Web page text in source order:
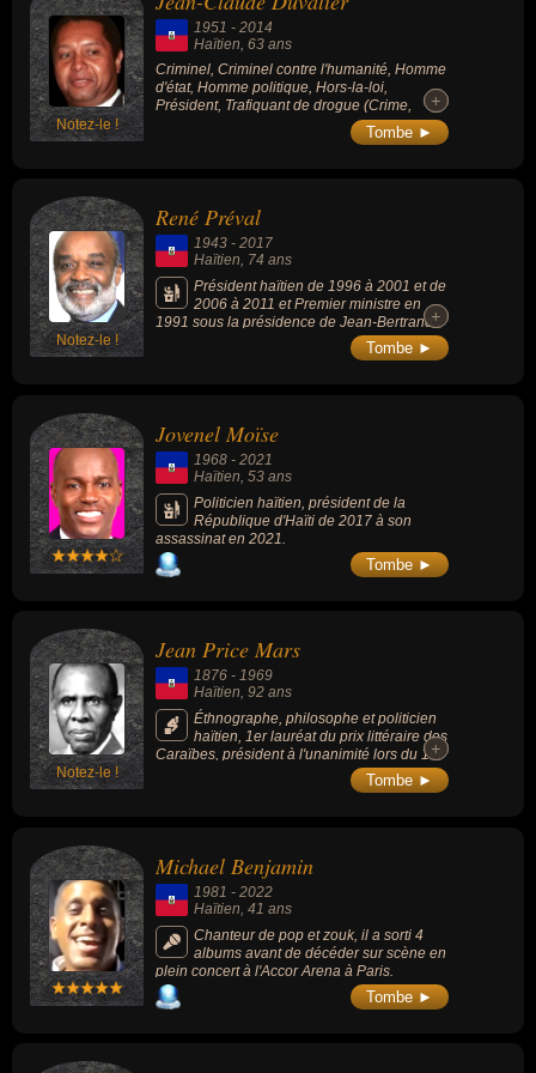
pop, biologiste, chimiste, houngan ou religieux.
Notez-le !
1951 - 2014
Haïtien , 63 ans
Criminel, Criminel contre l'humanité, Homme
d'état, Homme politique, Hors-la-loi,
Président, Trafiquant de drogue (Crime,
+
+
Tombe ►
Notez-le !
René Préval
1943 - 2017
Haïtien, 74 ans
Président haïtien de 1996 à 2001 et de
2006 à 2011 et Premier ministre en
1991 sous la présidence de Jean-Bertrand+
+
Tombe ►
Jovenel Moïse
1968 - 2021
Haïtien , 53 ans
Politicien haïtien, président de la
République d'Haïti de 2017 à son
assassinat en 2021.
Tombe ►
Notez-le !
Jean Price Mars
1876 - 1969
Haïtien, 92 ans
Éthnographe, philosophe et politicien
haïtien, 1er lauréat du prix littéraire des
Caraïbes, président à l'unanimité lors du 1er
Congrès des écrivains et artistes noirs
(1956), l'Académie française lui accorde un
(1928), que les Haïtiens ne sont pas des «
Français colorés », mais des hommes nés en
des conditions historiques déterminées et
ayant un double héritage, français et africain.
+
+
Tombe ►
Michael Benjamin
1981 - 2022
Haïtien , 41 ans
Chanteur de pop et zouk, il a sorti 4
albums avant de décéder sur scène en
plein concert à l'Accor Arena à Paris.
Tombe ►